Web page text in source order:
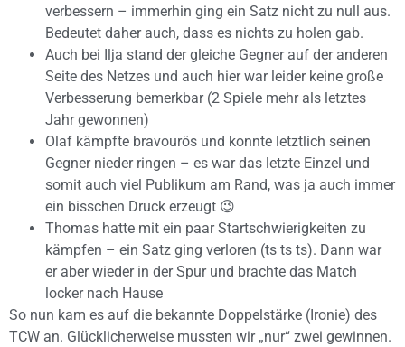
verbessern – immerhin ging ein Satz nicht zu null aus.
Bedeutet daher auch, dass es nichts zu holen gab.
Auch bei Ilja stand der gleiche Gegner auf der anderen
Seite des Netzes und auch hier war leider keine große
Verbesserung bemerkbar (2 Spiele mehr als letztes
Jahr gewonnen)
Olaf kämpfte bravourös und konnte letztlich seinen
Gegner nieder ringen – es war das letzte Einzel und
somit auch viel Publikum am Rand, was ja auch immer
ein bisschen Druck erzeugt 😉
Thomas hatte mit ein paar Startschwierigkeiten zu
kämpfen – ein Satz ging verloren (ts ts ts). Dann war
er aber wieder in der Spur und brachte das Match
locker nach Hause
So nun kam es auf die bekannte Doppelstärke (Ironie) des
TCW an. Glücklicherweise mussten wir „nur“ zwei gewinnen.